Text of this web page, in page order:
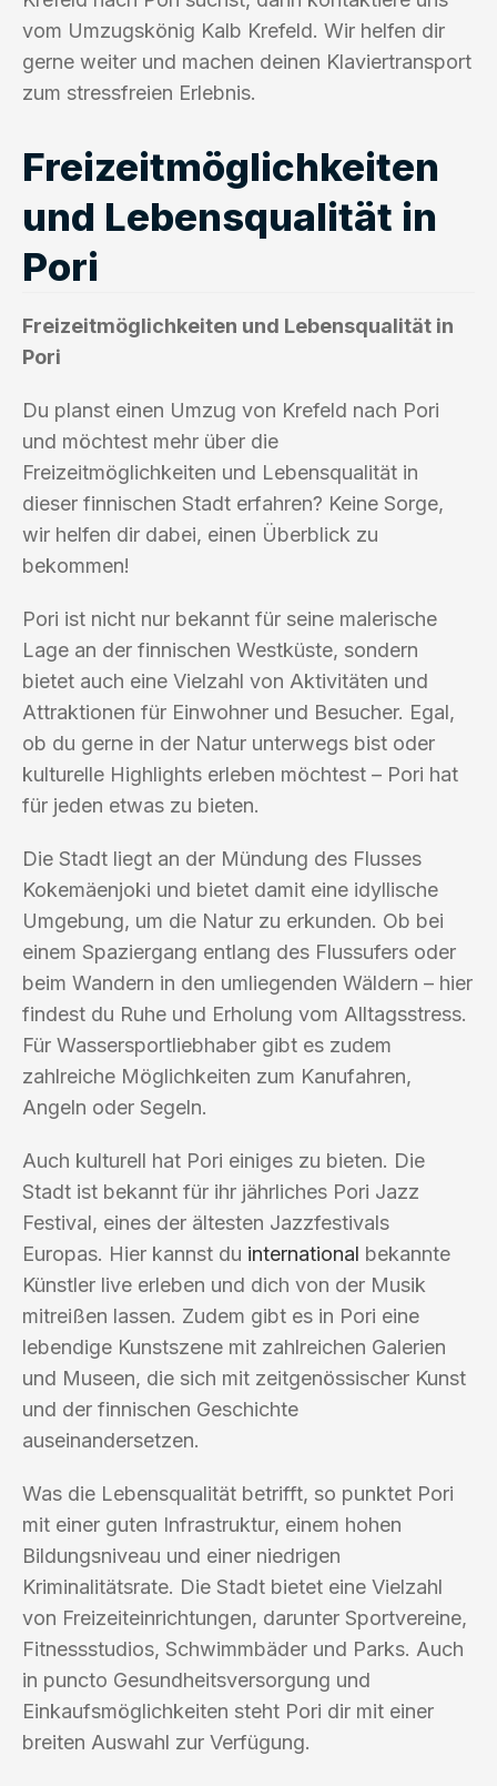
vom Umzugskönig Kalb Krefeld. Wir helfen dir
gerne weiter und machen deinen Klaviertransport
zum stressfreien Erlebnis.
Freizeitmöglichkeiten
und Lebensqualität in
Pori
Freizeitmöglichkeiten und Lebensqualität in
Pori
Du planst einen Umzug von Krefeld nach Pori
und möchtest mehr über die
Freizeitmöglichkeiten und Lebensqualität in
dieser finnischen Stadt erfahren? Keine Sorge,
wir helfen dir dabei, einen Überblick zu
bekommen!
Pori ist nicht nur bekannt für seine malerische
Lage an der finnischen Westküste, sondern
bietet auch eine Vielzahl von Aktivitäten und
Attraktionen für Einwohner und Besucher. Egal,
ob du gerne in der Natur unterwegs bist oder
kulturelle Highlights erleben möchtest – Pori hat
für jeden etwas zu bieten.
Die Stadt liegt an der Mündung des Flusses
Kokemäenjoki und bietet damit eine idyllische
Umgebung, um die Natur zu erkunden. Ob bei
einem Spaziergang entlang des Flussufers oder
beim Wandern in den umliegenden Wäldern – hier
findest du Ruhe und Erholung vom Alltagsstress.
Für Wassersportliebhaber gibt es zudem
zahlreiche Möglichkeiten zum Kanufahren,
Angeln oder Segeln.
Auch kulturell hat Pori einiges zu bieten. Die
Stadt ist bekannt für ihr jährliches Pori Jazz
Festival, eines der ältesten Jazzfestivals
Europas. Hier kannst du international bekannte
Künstler live erleben und dich von der Musik
mitreißen lassen. Zudem gibt es in Pori eine
lebendige Kunstszene mit zahlreichen Galerien
und Museen, die sich mit zeitgenössischer Kunst
und der finnischen Geschichte
auseinandersetzen.
Was die Lebensqualität betrifft, so punktet Pori
mit einer guten Infrastruktur, einem hohen
Bildungsniveau und einer niedrigen
Kriminalitätsrate. Die Stadt bietet eine Vielzahl
von Freizeiteinrichtungen, darunter Sportvereine,
Fitnessstudios, Schwimmbäder und Parks. Auch
in puncto Gesundheitsversorgung und
Einkaufsmöglichkeiten steht Pori dir mit einer
breiten Auswahl zur Verfügung.